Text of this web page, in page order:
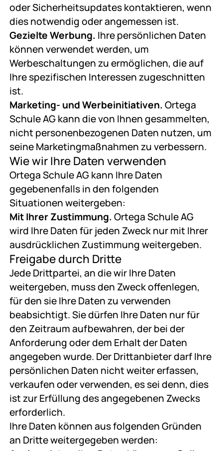
oder Sicherheitsupdates kontaktieren, wenn
dies notwendig oder angemessen ist.
Gezielte Werbung. Ihre persönlichen Daten
können verwendet werden, um
Werbeschaltungen zu ermöglichen, die auf
Ihre spezifischen Interessen zugeschnitten
ist.
Marketing- und Werbeinitiativen.Ortega
Schule AG kann die von Ihnen gesammelten,
nicht personenbezogenen Daten nutzen, um
seine Marketingmaßnahmen zu verbessern.
Wie wir Ihre Daten verwenden
Ortega Schule AG kann Ihre Daten
gegebenenfalls in den folgenden
Situationen weitergeben:
Mit Ihrer Zustimmung.Ortega Schule AG
wird Ihre Daten für jeden Zweck nur mit Ihrer
ausdrücklichen Zustimmung weitergeben.
Freigabe durch Dritte
Jede Drittpartei, an die wir Ihre Daten
weitergeben, muss den Zweck offenlegen,
für den sie Ihre Daten zu verwenden
beabsichtigt. Sie dürfen Ihre Daten nur für
den Zeitraum aufbewahren, der bei der
Anforderung oder dem Erhalt der Daten
angegeben wurde. Der Drittanbieter darf Ihre
persönlichen Daten nicht weiter erfassen,
verkaufen oder verwenden, es sei denn, dies
ist zur Erfüllung des angegebenen Zwecks
erforderlich.
Ihre Daten können aus folgenden Gründen
an Dritte weitergegeben werden: